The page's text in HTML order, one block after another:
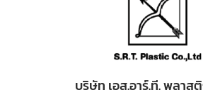
บริษัท เอส.อาร์.ที. พลาส